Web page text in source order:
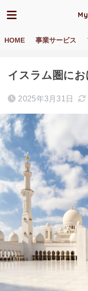
HOME 事業サービス
ホーム ブログ／動画
イスラム圏にお
2025年3月31日